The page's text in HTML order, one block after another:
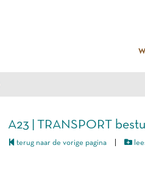
A23 | TRANSPORT
terug naar de vorige pagina|